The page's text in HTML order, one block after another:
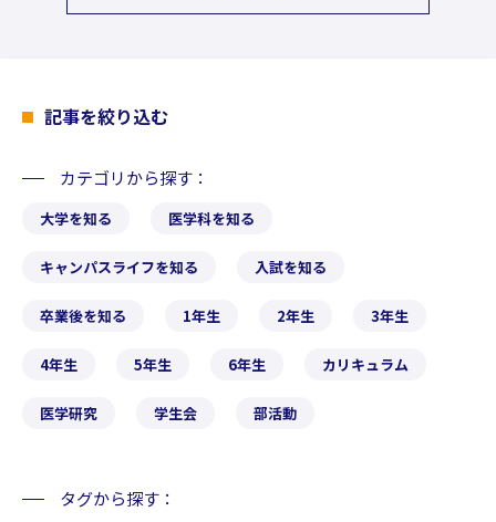
記事を絞り込む
カテゴリから探す
大学を知る 医学科を知る
キャンパスライフを知る 入試を知る
卒業後を知る 1年生 2年生 3年生
4年生 5年生 6年生 カリキュラム
医学研究 学生会 部活動
タグから探す